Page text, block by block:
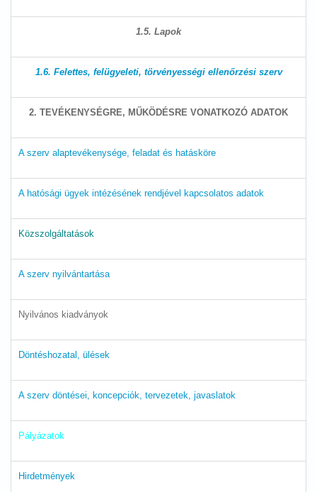
1.5. Lapok
1.6. Felettes, felügyeleti, törvényességi ellenőrzési szerv
2. TEVÉKENYSÉGRE, MŰKÖDÉSRE VONATKOZÓ ADATOK
A szerv alaptevékenysége, feladat és hatásköre
A hatósági ügyek intézésének rendjével kapcsolatos adatok
Közszolgáltatások
A szerv nyilvántartása
Nyilvános kiadványok
Döntéshozatal, ülések
A szerv döntései, koncepciók, tervezetek, javaslatok
Pályázatok
Hirdetmények